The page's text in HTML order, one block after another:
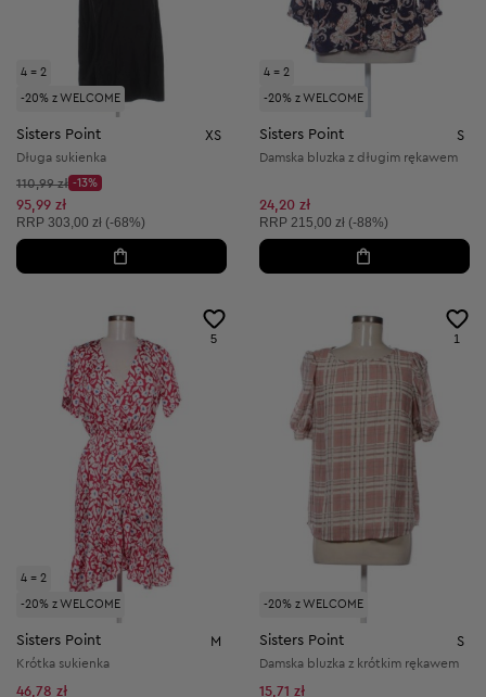
4 = 2
-20% z WELCOME
Sisters Point XS
Długa sukienka
Cena początkowa:
110,99 zł
Discount Price:
-13%
Obniżona cena:
95,99 zł
Cena sugerowana:
RRP 303,00 zł (-68%)
4 = 2
-20% z WELCOME
Sisters Point S
Damska bluzka z długim rękawem
24,20 zł
Cena sugerowana:
RRP 215,00 zł (-88%)
4 = 2
-20% z WELCOME
5
Sisters Point M
Krótka sukienka
46,78 zł
-20% z WELCOME
1
Sisters Point S
Damska bluzka z krótkim rękawem
15,71 zł